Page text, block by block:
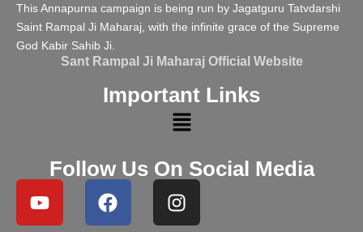
This Annapurna campaign is being run by Jagatguru Tatvdarshi
Saint Rampal Ji Maharaj, with the infinite grace of the Supreme
God Kabir Sahib Ji.
Sant Rampal Ji Maharaj Official Website
Important Links
Follow Us On Social Media